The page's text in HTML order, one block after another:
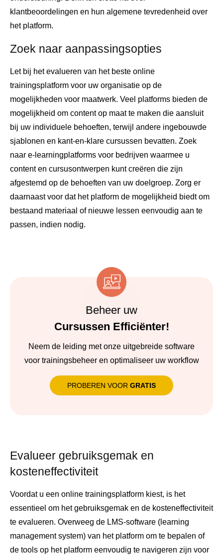
klantbeoordelingen en hun algemene tevredenheid over
het platform.
Zoek naar aanpassingsopties
Let bij het evalueren van het beste online
trainingsplatform voor uw organisatie op de
mogelijkheden voor maatwerk. Veel platforms bieden de
mogelijkheid om content op maat te maken die aansluit
bij uw individuele behoeften, terwijl andere ingebouwde
sjablonen en kant-en-klare cursussen bevatten. Zoek
naar e-learningplatforms voor bedrijven waarmee u
content en cursusontwerpen kunt creëren die zijn
afgestemd op de behoeften van uw doelgroep. Zorg er
daarnaast voor dat het platform de mogelijkheid biedt om
bestaand materiaal of nieuwe lessen eenvoudig aan te
passen, indien nodig.
Beheer uw
Cursussen Efficiënter!
Neem de leiding met onze uitgebreide software
voor trainingsbeheer en optimaliseer uw workflow
PROBEREN VOOR GRATIS
Evalueer gebruiksgemak en
kosteneffectiviteit
Voordat u een online trainingsplatform kiest, is het
essentieel om het gebruiksgemak en de kosteneffectiviteit
te evalueren. Overweeg de LMS-software (learning
management system) van het platform om te bepalen of
de tools op het platform eenvoudig te navigeren zijn voor